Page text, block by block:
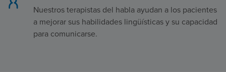
Nuestros terapistas del habla ayudan a los pacientes
a mejorar sus habilidades lingüísticas y su capacidad
para comunicarse.